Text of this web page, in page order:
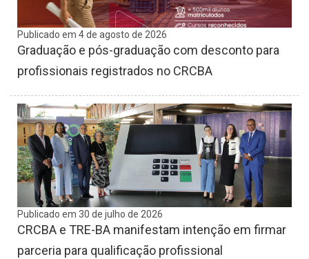
Publicado em 4 de agosto de 2026
Graduação e pós-graduação com desconto para
profissionais registrados no CRCBA
Publicado em 30 de julho de 2026
CRCBA e TRE-BA manifestam intenção em firmar
parceria para qualificação profissional